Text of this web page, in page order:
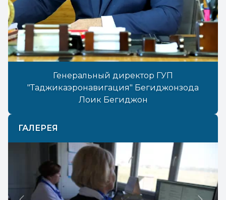
Генеральный директор ГУП
"Таджикаэронавигация" Бегиджонзода
Лоик Бегиджон
ГАЛЕРЕЯ